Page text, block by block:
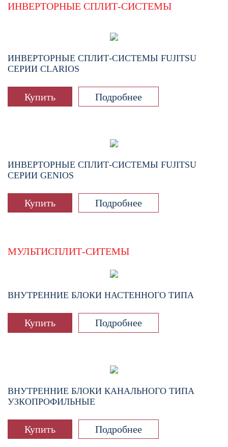
ИНВЕРТОРНЫЕ СПЛИТ-СИСТЕМЫ
ИНВЕРТОРНЫЕ СПЛИТ-СИСТЕМЫ FUJITSU
СЕРИИ CLARIOS
Купить Подробнее
ИНВЕРТОРНЫЕ СПЛИТ-СИСТЕМЫ FUJITSU
СЕРИИ GENIOS
Купить Подробнее
МУЛЬТИСПЛИТ-СИТЕМЫ
ВНУТРЕННИЕ БЛОКИ НАСТЕННОГО ТИПА
Купить Подробнее
ВНУТРЕННИЕ БЛОКИ КАНАЛЬНОГО ТИПА
УЗКОПРОФИЛЬНЫЕ
Купить Подробнее